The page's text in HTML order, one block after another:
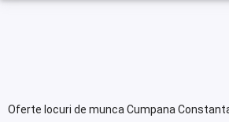
Oferte locuri de munca Cumpana